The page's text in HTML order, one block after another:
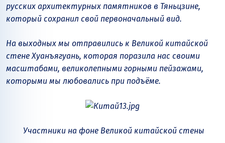
русских архитектурных памятников в Тяньцзине,
который сохранил свой первоначальный вид.
На выходных мы отправились к Великой китайской
стене Хуанъягуань, которая поразила нас своими
масштабами, великолепными горными пейзажами,
которыми мы любовались при подъёме.
Участники на фоне Великой китайской стены